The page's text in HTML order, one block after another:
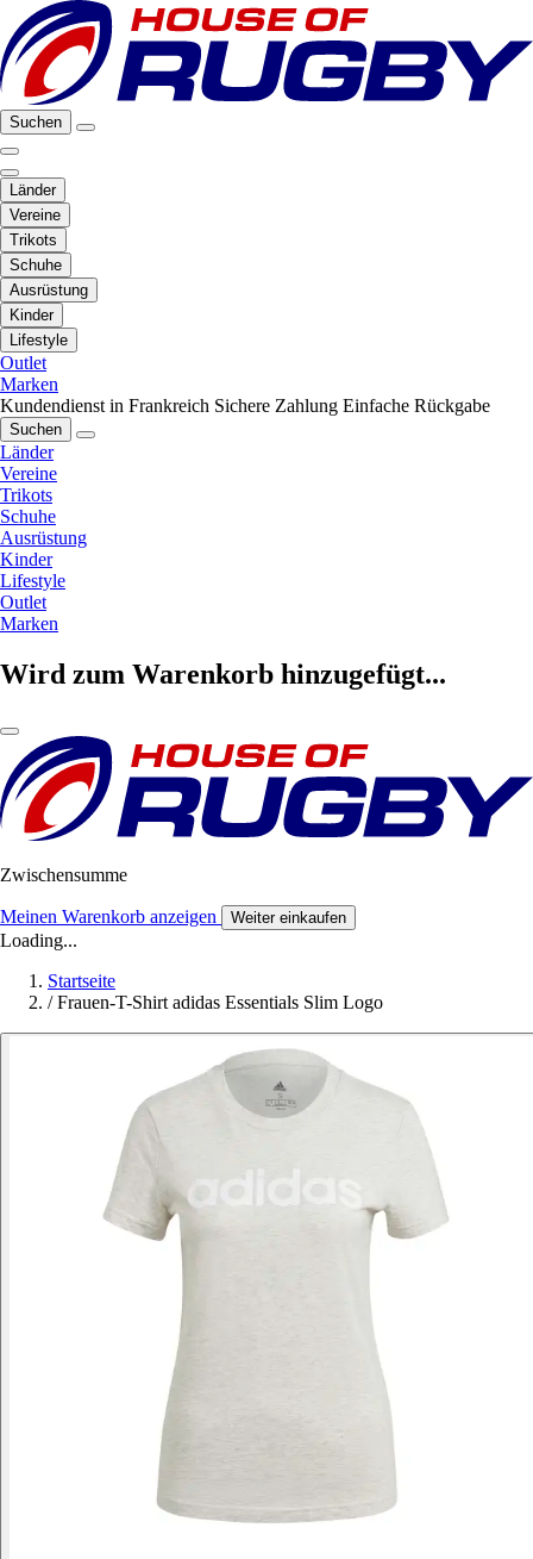
Suchen
Länder
Vereine
Trikots
Schuhe
Ausrüstung
Kinder
Lifestyle
Outlet
Marken
Kundendienst in Frankreich Sichere Zahlung Einfache Rückgabe
Suchen
Länder
Vereine
Trikots
Schuhe
Ausrüstung
Kinder
Lifestyle
Outlet
Marken
Wird zum Warenkorb hinzugefügt...
Zwischensumme
Meinen Warenkorb anzeigen Weiter einkaufen
Loading...
Startseite
/ Frauen-T-Shirt adidas Essentials Slim Logo